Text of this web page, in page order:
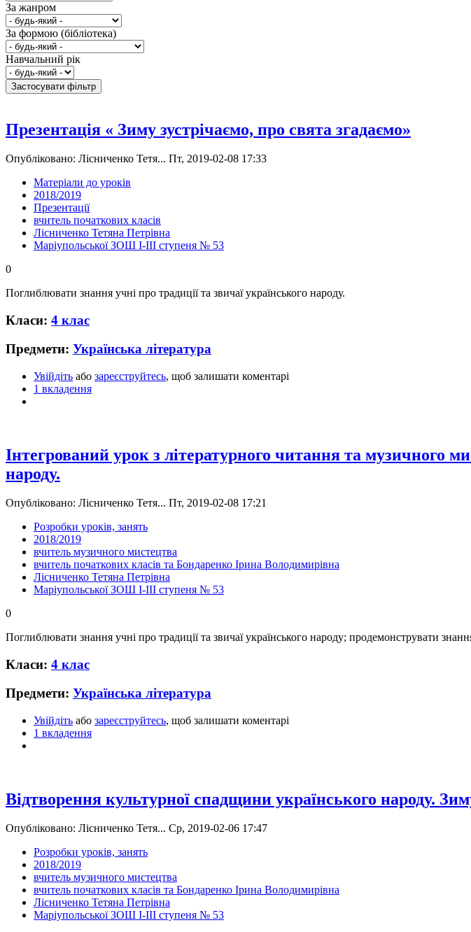
За жанром
За формою (бібліотека)
Навчальний рік
Презентація « Зиму зустрічаємо, про свята згадаємо»
Опубліковано: Лісниченко Тетя... Пт, 2019-02-08 17:33
Матеріали до уроків
2018/2019
Презентації
вчитель початкових класів
Лісниченко Тетяна Петрівна
Маріупольської ЗОШ І-ІІІ ступеня № 53
0
Поглиблювати знання учні про традиції та звичаї українського народу.
Класи: 4 клас
Предмети: Українська література
Увійдіть або зареєструйтесь, щоб залишати коментарі
1 вкладення
Інтегрований урок з літературного читання та музичного
народу.
Опубліковано: Лісниченко Тетя... Пт, 2019-02-08 17:21
Розробки уроків, занять
2018/2019
вчитель музичного мистецтва
вчитель початкових класів та Бондаренко Ірина Володимирівна
Лісниченко Тетяна Петрівна
Маріупольської ЗОШ І-ІІІ ступеня № 53
0
Поглиблювати знання учні про традиції та звичаї українського народу; продемонструвати
Класи: 4 клас
Предмети: Українська література
Увійдіть або зареєструйтесь, щоб залишати коментарі
1 вкладення
Відтворення культурної спадщини українського народу.
Опубліковано: Лісниченко Тетя... Ср, 2019-02-06 17:47
Розробки уроків, занять
2018/2019
вчитель музичного мистецтва
вчитель початкових класів та Бондаренко Ірина Володимирівна
Лісниченко Тетяна Петрівна
Маріупольської ЗОШ І-ІІІ ступеня № 53